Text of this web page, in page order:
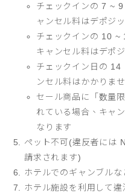
チェックインの 7 ~
ャンセル料はデポジ
チェックインの 10 ~
キャンセル料はデポ
チェックイン日の 14
ンセル料はかかりま
セール商品に「数量
れている場合、キャ
なります
ペット不可(違反者には
請求されます)
ホテルでのギャンブル
ホテル施設を利用して